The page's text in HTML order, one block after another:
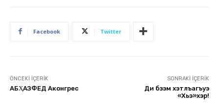
Facebook Twitter
ÖNCEKI İÇERIK
АБҲАЗФЕД Аконгрес
SONRAKI İÇERIK
Ди бзэм хэтлъагъуэ
«Хьэ»хэр!